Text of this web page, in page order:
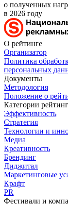
о полученных
в 2026 году
О рейтинге
Организатор
Политика
персональных
Документы
Методология
Положение о
Категории
Эффективность
Стратегия
Технологии и
Медиа
Креативность
Брендинг
Диджитал
Маркетинговые
Крафт
PR
Фестивали и